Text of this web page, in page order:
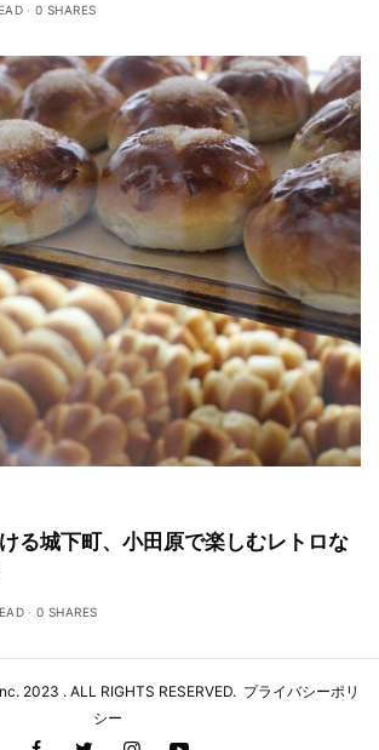
0 SHARES
る城下町、小田原で楽しむレトロな
0 SHARES
. 2023 . ALL RIGHTS RESERVED. プライバシーポリ
シー